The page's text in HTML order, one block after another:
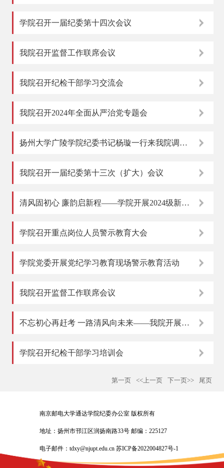
学院召开一届纪委第十四次会议
我院召开监督工作联席会议
我院召开纪检干部学习交流会
我院召开2024年全面从严治党专题会
扬州大学广陵学院纪委书记杨璇一行来我院调研交流
我院召开一届纪委第十三次（扩大）会议
清风固初心 廉韵启新程——学院开展2024级新生主题廉洁教育系列活...
学院召开重点岗位人员警示教育大会
学院党委开展党纪学习教育现场警示教育活动
我院召开监督工作联席会议
不忘初心再赶考 一路清风向未来——我院开展2024届毕业生党员廉洁...
学院召开纪检干部学习培训会
第一页 <<上一页 下一页>> 尾页
南京邮电大学通达学院纪委办公室 版权所有
地址：扬州市邗江区润扬南路33号 邮编：225127
电子邮件：tdxy@njupt.edu.cn 苏ICP备2022004827号-1